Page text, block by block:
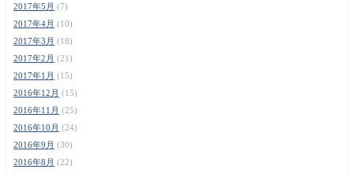
2017年5月 (7)
2017年4月 (10)
2017年3月 (18)
2017年2月 (21)
2017年1月 (15)
2016年12月 (15)
2016年11月 (25)
2016年10月 (24)
2016年9月 (30)
2016年8月 (22)